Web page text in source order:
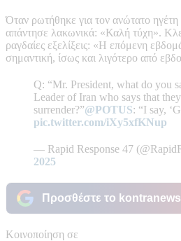
Όταν ρωτήθηκε για τον ανώτατο
απάντησε λακωνικά: «Καλή τύχη».
ραγδαίες εξελίξεις: «Η επόμενη
σημαντική, ίσως και λιγότερο από
Q: “Mr. President, what do you
Leader of Iran who says that
surrender?”@POTUS: “I say,
pic.twitter.com/iXy5xfKNup
— Rapid Response 47
2025
Προσθέστε το
Κοινοποίηση σε